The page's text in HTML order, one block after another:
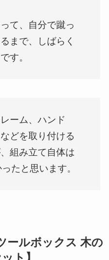
て、自分で蹴っ
まで、しばらく
す。
ーム、ハンド
どを取り付ける
組み立て自体は
たと思います。
ールボックス 木の